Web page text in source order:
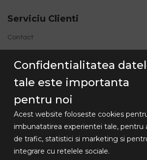
Concediu 30.07-16.08 ,
Serviciu Clienti
Contact
Confidentialitatea
tale este importanta
pentru noi
Acest website foloseste cookies
imbunatatirea experientei tale, pentru
de trafic, statistici si marketing si
integrare cu retelele sociale.